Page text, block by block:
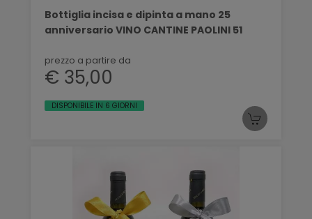
Bottiglia incisa e dipinta a mano 25
anniversario VINO CANTINE PAOLINI 51
prezzo a partire da
€ 35,00
DISPONIBILE IN 6 GIORNI